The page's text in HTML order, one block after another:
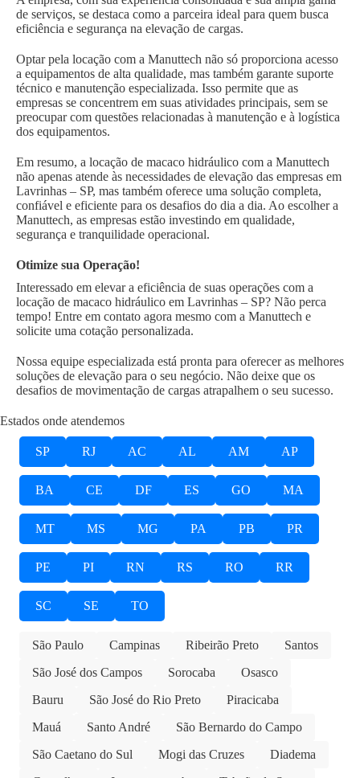
de serviços, se destaca como a parceira ideal para quem busca
eficiência e segurança na elevação de cargas.
Optar pela locação com a Manuttech não só proporciona acesso
a equipamentos de alta qualidade, mas também garante suporte
técnico e manutenção especializada. Isso permite que as
empresas se concentrem em suas atividades principais, sem se
preocupar com questões relacionadas à manutenção e à logística
dos equipamentos.
Em resumo, a locação de macaco hidráulico com a Manuttech
não apenas atende às necessidades de elevação das empresas em
Lavrinhas – SP, mas também oferece uma solução completa,
confiável e eficiente para os desafios do dia a dia. Ao escolher a
Manuttech, as empresas estão investindo em qualidade,
segurança e tranquilidade operacional.
Otimize sua Operação!
Interessado em elevar a eficiência de suas operações com a
locação de macaco hidráulico em Lavrinhas – SP? Não perca
tempo! Entre em contato agora mesmo com a Manuttech e
solicite uma cotação personalizada.
Nossa equipe especializada está pronta para oferecer as melhores
soluções de elevação para o seu negócio. Não deixe que os
desafios de movimentação de cargas atrapalhem o seu sucesso.
Estados onde atendemos
SP RJ AC AL AM AP
BA CE DF ES GO MA
MT MS MG PA PB PR
PE PI RN RS RO RR
SC SE TO
São Paulo Campinas Ribeirão Preto
Santos
São José dos Campos
Sorocaba
Osasco
Bauru
São José do Rio Preto
Piracicaba
Mauá
Santo André
São Bernardo do Campo
São Caetano do Sul
Mogi das Cruzes
Diadema